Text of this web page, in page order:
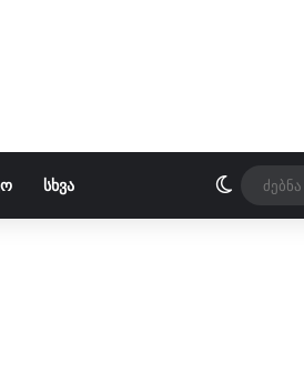
სხვა Switch